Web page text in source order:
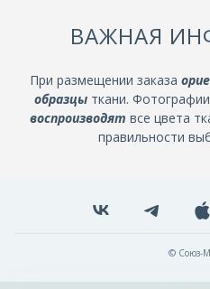
ВАЖНАЯ
При размещении заказа
образцыткани. Фотографии
воспроизводят все цвета
правильности
© Союз-